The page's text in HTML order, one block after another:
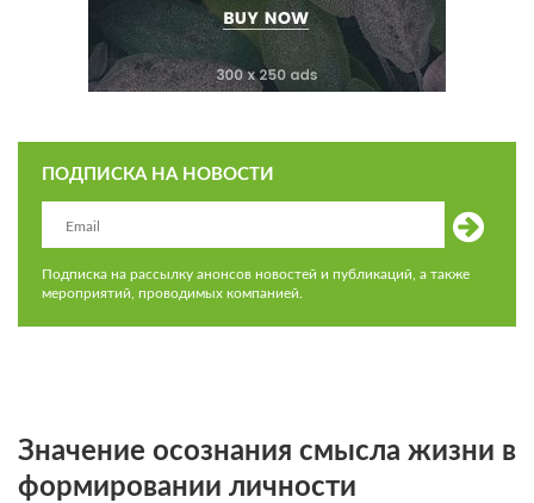
ПОДПИСКА НА НОВОСТИ
Подписка на рассылку анонсов новостей и публикаций, а также
мероприятий, проводимых компанией.
Значение осознания смысла жизни в
формировании личности